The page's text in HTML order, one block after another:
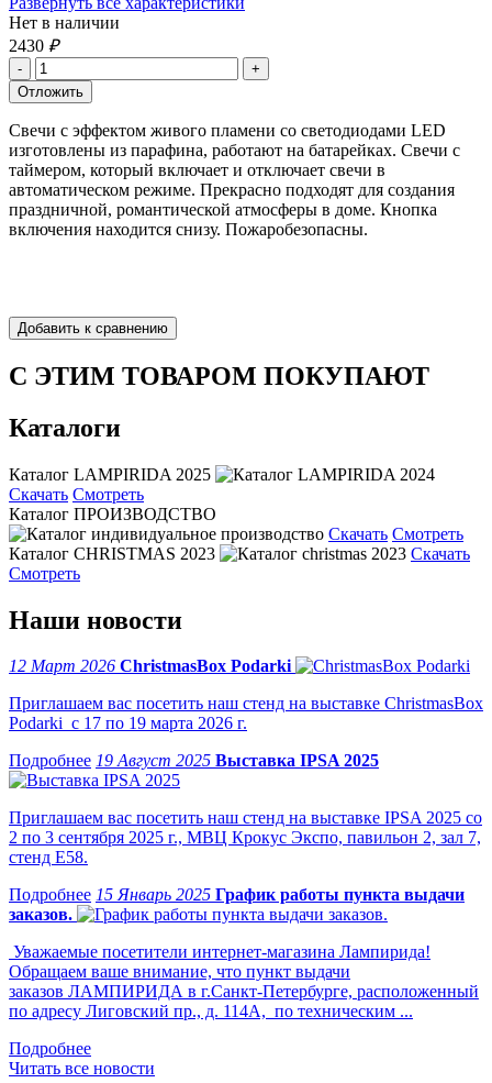
Нет в наличии
2430 ₽
Свечи с эффектом живого пламени со светодиодами LED
изготовлены из парафина, работают на батарейках. Свечи с
таймером, который включает и отключает свечи в
автоматическом режиме. Прекрасно подходят для создания
праздничной, романтической атмосферы в доме. Кнопка
включения находится снизу. Пожаробезопасны.
С ЭТИМ ТОВАРОМ ПОКУПАЮТ
Каталоги
Каталог LAMPIRIDA 2025
Скачать Смотреть
Каталог ПРОИЗВОДСТВО
Скачать Смотреть
Каталог CHRISTMAS 2023
Скачать
Смотреть
Наши новости
12 Март 2026 ChristmasBox Podarki
Приглашаем вас посетить наш стенд на выставке ChristmasBox
Podarki с 17 по 19 марта 2026 г.
19 Август 2025 Выставка IPSA 2025
Приглашаем вас посетить наш стенд на выставке IPSA 2025 со
2 по 3 сентября 2025 г., МВЦ Крокус Экспо, павильон 2, зал 7,
стенд Е58.
15 Январь 2025 График работы пункта выдачи
заказов.
Уважаемые посетители интернет-магазина Лампирида!
Обращаем ваше внимание, что пункт выдачи
заказов ЛАМПИРИДА в г.Санкт-Петербурге, расположенный
по адресу Лиговский пр., д. 114А, по техническим ...
Читать все новости